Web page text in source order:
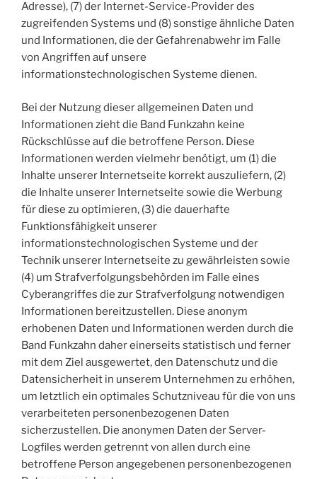
Adresse), (7) der Internet-Service-Provider des
zugreifenden Systems und (8) sonstige ähnliche Daten
und Informationen, die der Gefahrenabwehr im Falle
von Angriffen auf unsere
informationstechnologischen Systeme dienen.
Bei der Nutzung dieser allgemeinen Daten und
Informationen zieht die Band Funkzahn keine
Rückschlüsse auf die betroffene Person. Diese
Informationen werden vielmehr benötigt, um (1) die
Inhalte unserer Internetseite korrekt auszuliefern, (2)
die Inhalte unserer Internetseite sowie die Werbung
für diese zu optimieren, (3) die dauerhafte
Funktionsfähigkeit unserer
informationstechnologischen Systeme und der
Technik unserer Internetseite zu gewährleisten sowie
(4) um Strafverfolgungsbehörden im Falle eines
Cyberangriffes die zur Strafverfolgung notwendigen
Informationen bereitzustellen. Diese anonym
erhobenen Daten und Informationen werden durch die
Band Funkzahn daher einerseits statistisch und ferner
mit dem Ziel ausgewertet, den Datenschutz und die
Datensicherheit in unserem Unternehmen zu erhöhen,
um letztlich ein optimales Schutzniveau für die von uns
verarbeiteten personenbezogenen Daten
sicherzustellen. Die anonymen Daten der Server-
Logfiles werden getrennt von allen durch eine
betroffene Person angegebenen personenbezogenen